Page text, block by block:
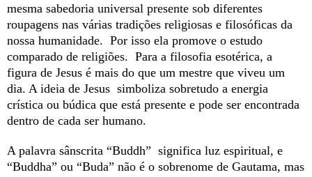
mesma sabedoria universal presente sob diferentes
roupagens nas várias tradições religiosas e filosóficas da
nossa humanidade. Por isso ela promove o estudo
comparado de religiões. Para a filosofia esotérica, a
figura de Jesus é mais do que um mestre que viveu um
dia. A ideia de Jesus simboliza sobretudo a energia
crística ou búdica que está presente e pode ser encontrada
dentro de cada ser humano.
A palavra sânscrita “Buddh” significa luz espiritual, e
“Buddha” ou “Buda” não é o sobrenome de Gautama, mas